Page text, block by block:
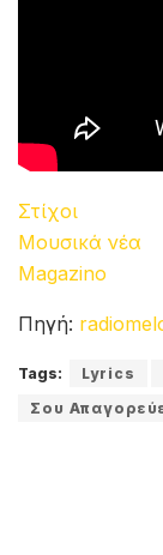
Στίχοι
Μουσικά νέα
Magazino
Πηγή:
Tags: Lyrics
Σου